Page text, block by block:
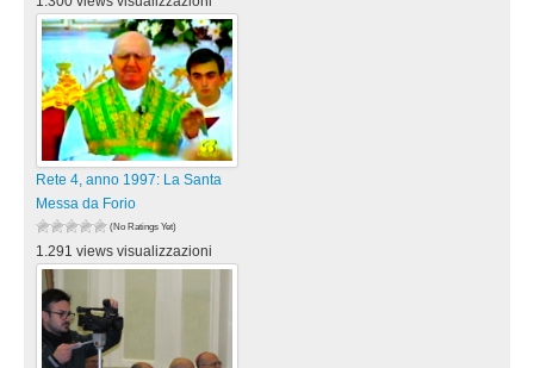
Rete 4, anno 1997: La Santa
Messa da Forio
(No Ratings Yet)
1.291 views visualizzazioni